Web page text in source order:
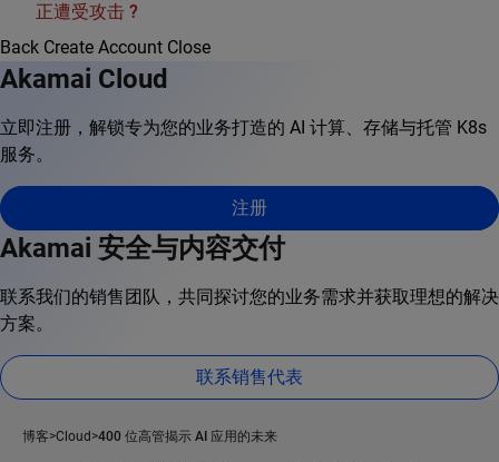
正遭受攻击 ?
Back Create Account Close
Akamai Cloud
立即注册，解锁专为您的业务打造的 AI 计算、存储与托管 K8s
服务。
注册
Akamai 安全与内容交付
联系我们的销售团队，共同探讨您的业务需求并获取理想的解决
方案。
联系销售代表
博客 Cloud 400 位高管揭示 AI 应用的未来